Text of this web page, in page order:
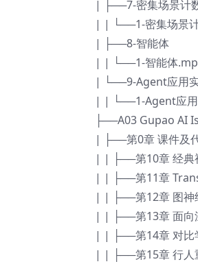
| ├──7-密集场景计
| | └──1-密集场景
| ├──8-智能体
| | └──1-智能体
| └──9-Agent应用
| | └──1-Agent应用
├──A03 Gupao AI
| ├──第0章 课件及
| | ├──第10章 经典
| | ├──第11章
| | ├──第12章 图神
| | ├──第13章 面向
| | ├──第14章 对比
| | ├──第15章 行人